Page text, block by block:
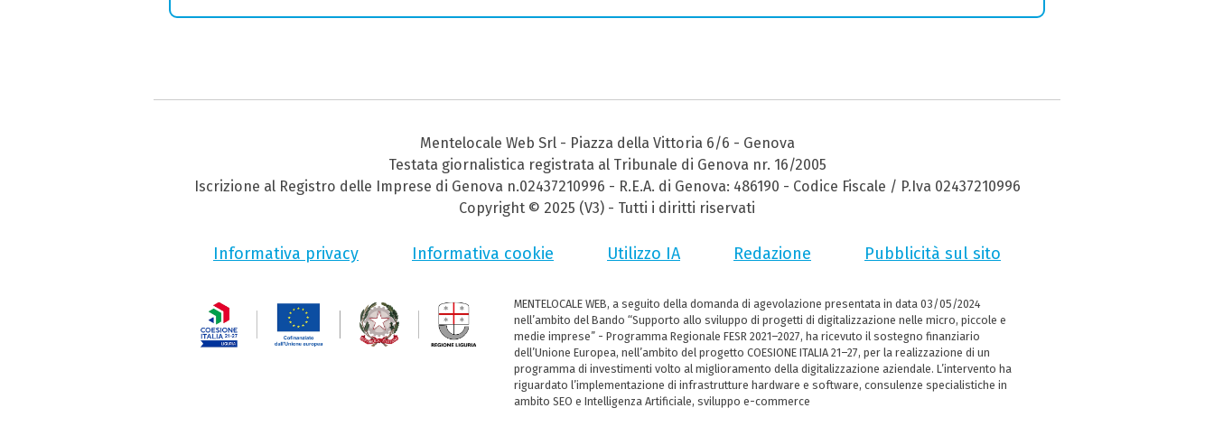
Mentelocale Web Srl - Piazza della Vittoria 6/6 - Genova
Testata giornalistica registrata al Tribunale di Genova nr. 16/2005
Iscrizione al Registro delle Imprese di Genova n.02437210996 - R.E.A. di Genova: 486190 - Codice Fiscale / P.Iva 02437210996
Copyright © 2025 (V3) - Tutti i diritti riservati
Informativa privacy Informativa cookie Utilizzo IA Redazione Pubblicità sul sito
MENTELOCALE WEB, a seguito della domanda di agevolazione presentata in data 03/05/2024
nell’ambito del Bando “Supporto allo sviluppo di progetti di digitalizzazione nelle micro, piccole e
medie imprese” - Programma Regionale FESR 2021–2027, ha ricevuto il sostegno finanziario
dell’Unione Europea, nell’ambito del progetto COESIONE ITALIA 21–27, per la realizzazione di un
programma di investimenti volto al miglioramento della digitalizzazione aziendale. L’intervento ha
riguardato l’implementazione di infrastrutture hardware e software, consulenze specialistiche in
ambito SEO e Intelligenza Artificiale, sviluppo e-commerce